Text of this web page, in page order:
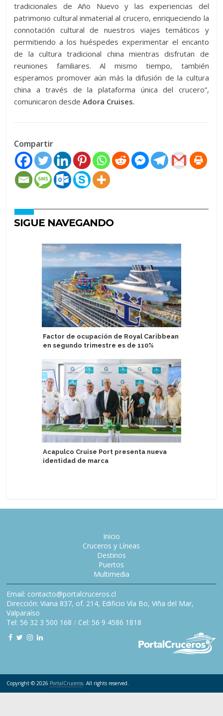
tradicionales de Año Nuevo y las experiencias del
patrimonio cultural inmaterial al crucero, enriqueciendo la
connotación cultural de nuestros viajes temáticos y
permitiendo a los huéspedes experimentar el encanto
de la cultura tradicional china mientras disfrutan de
reuniones familiares. Al mismo tiempo, también
esperamos promover aún más la difusión de la cultura
china a través de la plataforma única del crucero”,
comunicaron desdeAdora Cruises.
Compartir
SIGUE NAVEGANDO
Factor de ocupación de Royal Caribbean
en segundo trimestre es de 110%
Acapulco Cruise Port presenta nueva
identidad de marca
Inicio
Cruceros y Líneas
Destinos
Puertos
Multimedia
Email: contacto@portalcruceros.cl
Dirección: Viana 837, of. 214, Edificio Vía Bo, Viña del Mar,
Valparaíso
Tel: 56 32 3 500 168 / Cel: 56 9 4586 1818
Copyright © 2026 PortalCruceros. All rights reserved.